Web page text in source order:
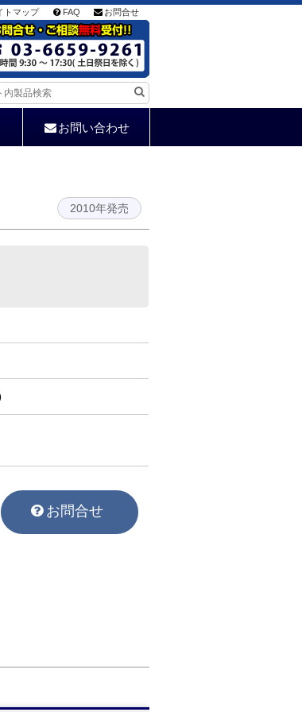
トマップ FAQ お問合せ
お問い合わせ
2010年発売
お問合せ